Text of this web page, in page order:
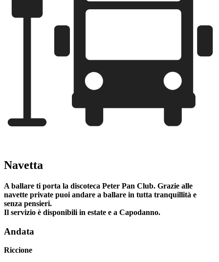
Navetta
A ballare ti porta la discoteca Peter Pan Club. Grazie alle
navette private puoi andare a ballare in tutta tranquillità e
senza pensieri.
Il servizio è disponibili in estate e a Capodanno.
Andata
Riccione